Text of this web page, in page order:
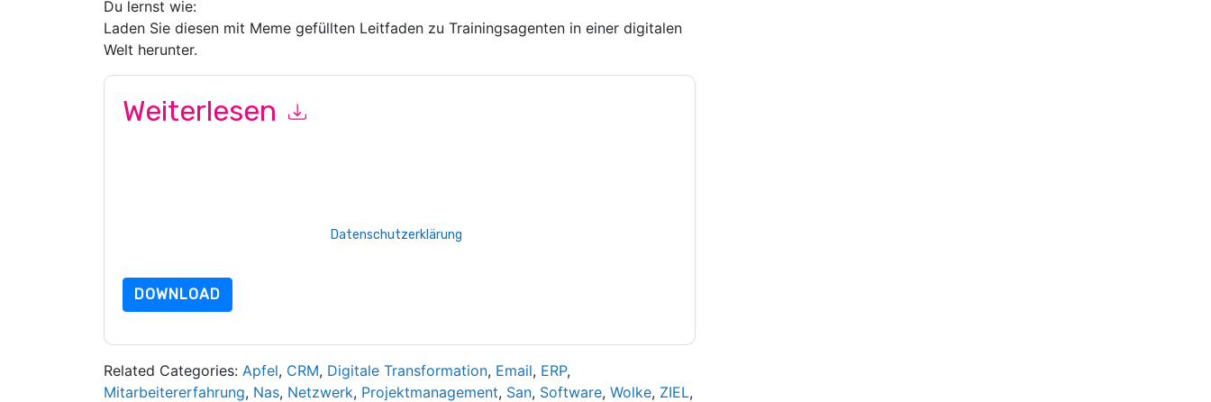
Du lernst wie:
Laden Sie diesen mit Meme gefüllten Leitfaden zu Trainingsagenten in einer digitalen
Welt herunter.
Weiterlesen
Datenschutzerklärung
DOWNLOAD
Related Categories: Apfel, CRM, Digitale Transformation, Email, ERP,
Mitarbeitererfahrung, Nas, Netzwerk, Projektmanagement, San, Software, Wolke, ZIEL,